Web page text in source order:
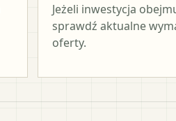
Jeżeli inwestycja
sprawdź aktualne
oferty.